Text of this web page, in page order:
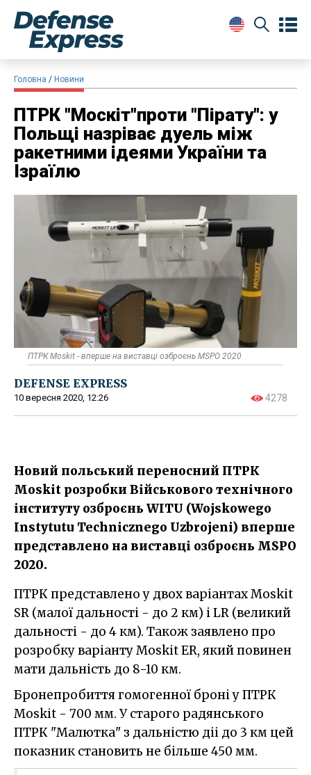
Головна Новини
ПТРК "Москіт"проти "Пірату": у
Польщі назріває дуель між
ракетними ідеями України та
Ізраїлю
ПТРК Moskit - вперше на виставці озброєнь MSPO 2020
DEFENSE EXPRESS
10 вересня 2020, 12:26 4278
Новий польський переносний ПТРК
Moskit розробки Військового технічного
інституту озброєнь WITU (Wojskowego
Instytutu Technicznego Uzbrojeni) вперше
представлено на виставці озброєнь MSPO
2020​.
ПТРК представлено у двох варіантах Moskit
SR (малої дальності - до 2 км) і LR (великий
дальності - до 4 км). Також заявлено про
розробку варіанту Moskit ER, який повинен
мати дальність до 8-10 км.
Бронепробиття гомогенної броні у ПТРК
Moskit - 700 мм. У старого радянського
ПТРК "Малютка" з дальністю діі до 3 км цей
показник становить не більше 450 мм.